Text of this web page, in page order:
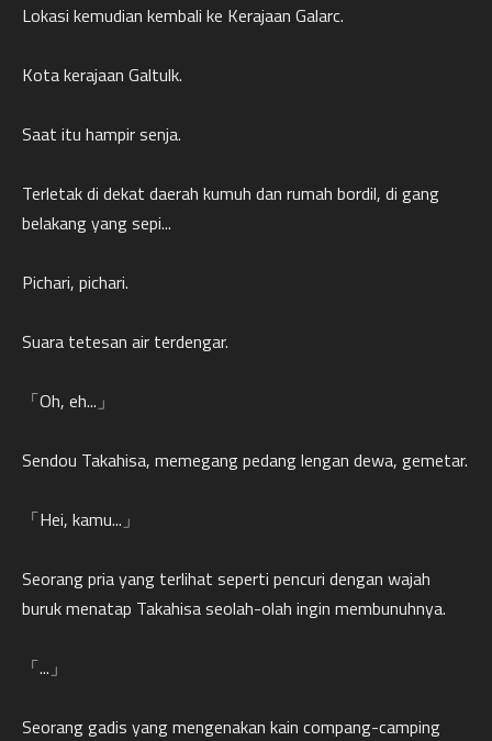
Lokasi kemudian kembali ke Kerajaan Galarc.
Kota kerajaan Galtulk.
Saat itu hampir senja.
Terletak di dekat daerah kumuh dan rumah bordil, di gang
belakang yang sepi...
Pichari, pichari.
Suara tetesan air terdengar.
「Oh, eh...」
Sendou Takahisa, memegang pedang lengan dewa, gemetar.
「Hei, kamu...」
Seorang pria yang terlihat seperti pencuri dengan wajah
buruk menatap Takahisa seolah-olah ingin membunuhnya.
「...」
Seorang gadis yang mengenakan kain compang-camping